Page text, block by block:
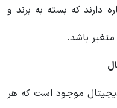
دارند که بسته به برند و
موجود است که هر